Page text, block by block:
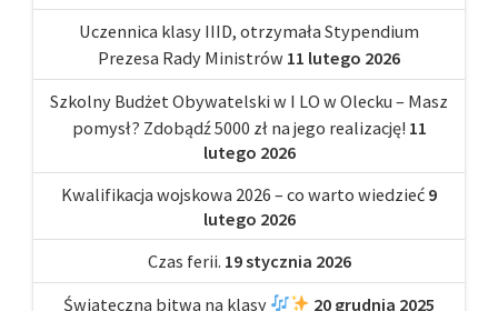
Uczennica klasy IIID, otrzymała Stypendium
Prezesa Rady Ministrów 11 lutego 2026
Szkolny Budżet Obywatelski w I LO w Olecku – Masz
pomysł? Zdobądź 5000 zł na jego realizację! 11
lutego 2026
Kwalifikacja wojskowa 2026 – co warto wiedzieć 9
lutego 2026
Czas ferii. 19 stycznia 2026
Świąteczna bitwa na klasy
20 grudnia 2025